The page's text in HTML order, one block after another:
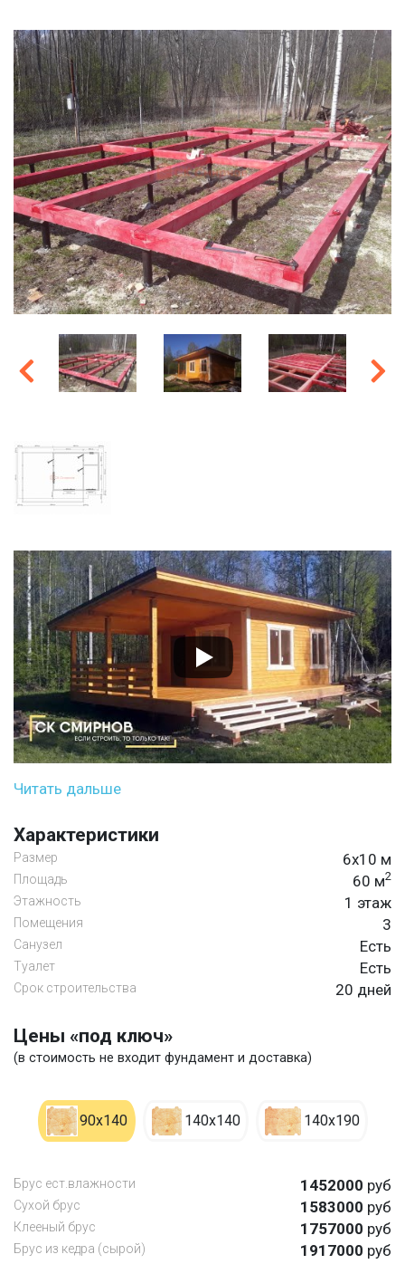
Читать дальше
Характеристики
Размер 6х10 м
Площадь 60 м2
Этажность 1 этаж
Помещения 3
Санузел Есть
Туалет Есть
Срок строительства 20 дней
Цены «под ключ»
(в стоимость не входит фундамент и доставка)
90х140 140х140 140х190
Брус ест.влажности 1452000 руб
Сухой брус 1583000 руб
Клееный брус 1757000 руб
Брус из кедра (сырой) 1917000 руб